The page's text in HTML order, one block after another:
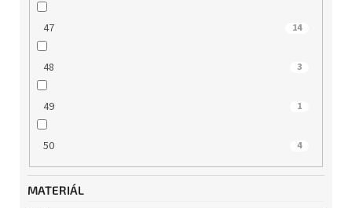
47 14
48 3
49 1
50 4
MATERIÁL